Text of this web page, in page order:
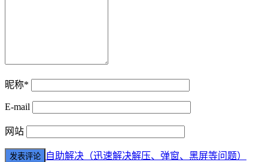
昵称*
E-mail
网站
自助解决（迅速解决解压、弹窗、黑屏等问题）